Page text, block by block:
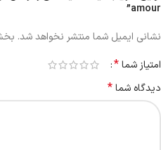
amour”
نشانی ایمیل شما منتشر نخواهد شد.
امتیاز شما*
دیدگاه شما*